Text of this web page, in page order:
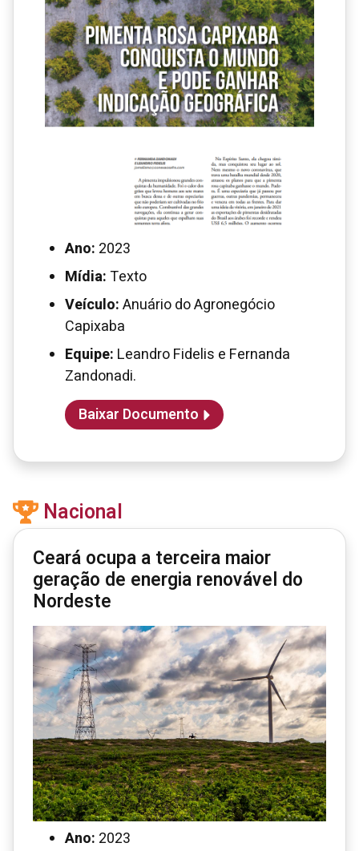
Ano: 2023
Mídia: Texto
Veículo:Anuário do Agronegócio
Capixaba
Equipe: Leandro Fidelis e Fernanda
Zandonadi.
Baixar Documento
Nacional
Ceará ocupa a terceira maior
geração de energia renovável do
Nordeste
Ano: 2023